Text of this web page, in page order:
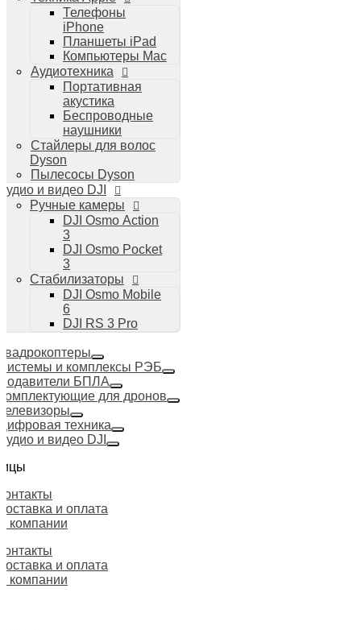
Телефоны
iPhone
Планшеты iPad
Компьютеры Mac
Аудиотехника
Портативная
акустика
Беспроводные
наушники
Стайлеры для волос
Dyson
Пылесосы Dyson
и видео DJI
Ручные камеры
DJI Osmo Action
3
DJI Osmo Pocket
3
Стабилизаторы
DJI Osmo Mobile
6
DJI RS 3 Pro
и комплексы РЭБ
БПЛА
для дронов
техника
и видео DJI
и оплата
компании
и оплата
компании